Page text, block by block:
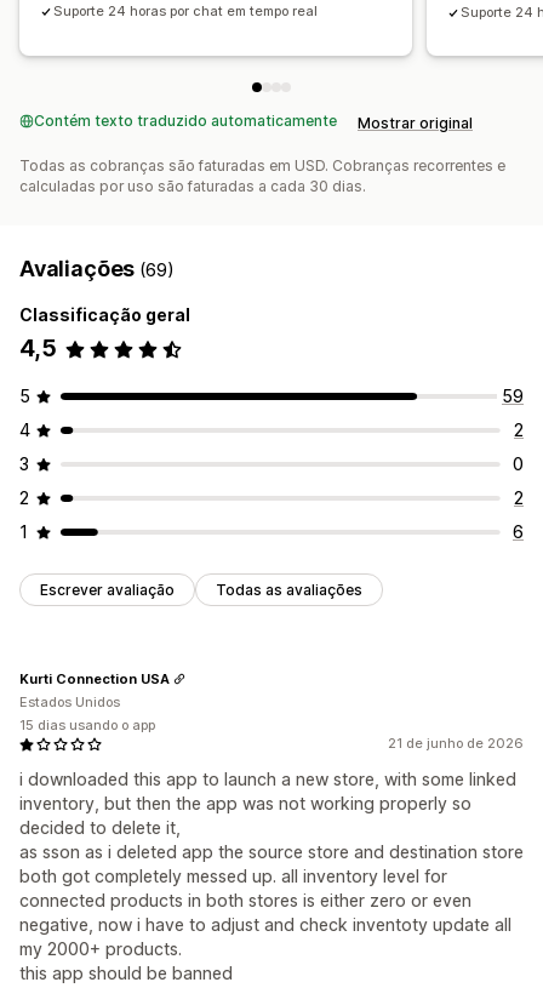
Suporte 24 horas por chat em tempo real
Suporte 24
Contém texto traduzido automaticamente Mostrar original
Todas as cobranças são faturadas em USD. Cobranças recorrentes e
calculadas por uso são faturadas a cada 30 dias.
Avaliações (69)
Classificação geral
4,5
5
59
4
2
3
0
2
2
1
6
Escrever avaliação Todas as avaliações
21 de junho de 2026
i downloaded this app to launch a new store, with some linked
inventory, but then the app was not working properly so
decided to delete it,
as sson as i deleted app the source store and destination store
both got completely messed up. all inventory level for
connected products in both stores is either zero or even
negative, now i have to adjust and check inventoty update all
my 2000+ products.
this app should be banned
Kurti Connection USA
Estados Unidos
15 dias usando o app